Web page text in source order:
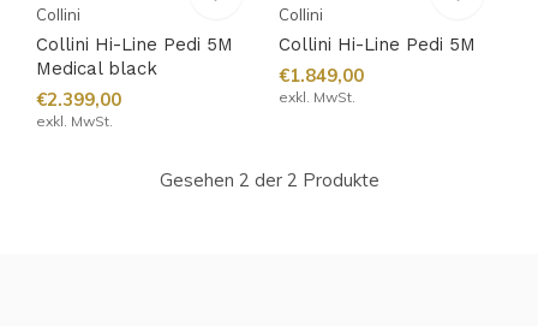
Collini
Collini Hi-Line Pedi 5M
Medical black
€2.399,00
exkl. MwSt.
Collini
Collini Hi-Line Pedi 5M
€1.849,00
exkl. MwSt.
Gesehen 2 der 2 Produkte